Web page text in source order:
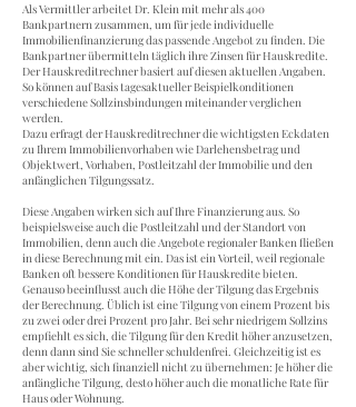
Als Vermittler arbeitet Dr. Klein mit mehr als 400
Bankpartnern zusammen, um für jede individuelle
Immobilienfinanzierung das passende Angebot zu finden. Die
Bankpartner übermitteln täglich ihre Zinsen für Hauskredite.
Der Hauskreditrechner basiert auf diesen aktuellen Angaben.
So können auf Basis tagesaktueller Beispielkonditionen
verschiedene Sollzinsbindungen miteinander verglichen
werden.
Dazu erfragt der Hauskreditrechner die wichtigsten Eckdaten
zu Ihrem Immobilienvorhaben wie Darlehensbetrag und
Objektwert, Vorhaben, Postleitzahl der Immobilie und den
anfänglichen Tilgungssatz.
Diese Angaben wirken sich auf Ihre Finanzierung aus. So
beispielsweise auch die Postleitzahl und der Standort von
Immobilien, denn auch die Angebote regionaler Banken fließen
in diese Berechnung mit ein. Das ist ein Vorteil, weil regionale
Banken oft bessere Konditionen für Hauskredite bieten.
Genauso beeinflusst auch die Höhe der Tilgung das Ergebnis
der Berechnung. Üblich ist eine Tilgung von einem Prozent bis
zu zwei oder drei Prozent pro Jahr. Bei sehr niedrigem Sollzins
empfiehlt es sich, die Tilgung für den Kredit höher anzusetzen,
denn dann sind Sie schneller schuldenfrei. Gleichzeitig ist es
aber wichtig, sich finanziell nicht zu übernehmen: Je höher die
anfängliche Tilgung, desto höher auch die monatliche Rate für
Haus oder Wohnung.